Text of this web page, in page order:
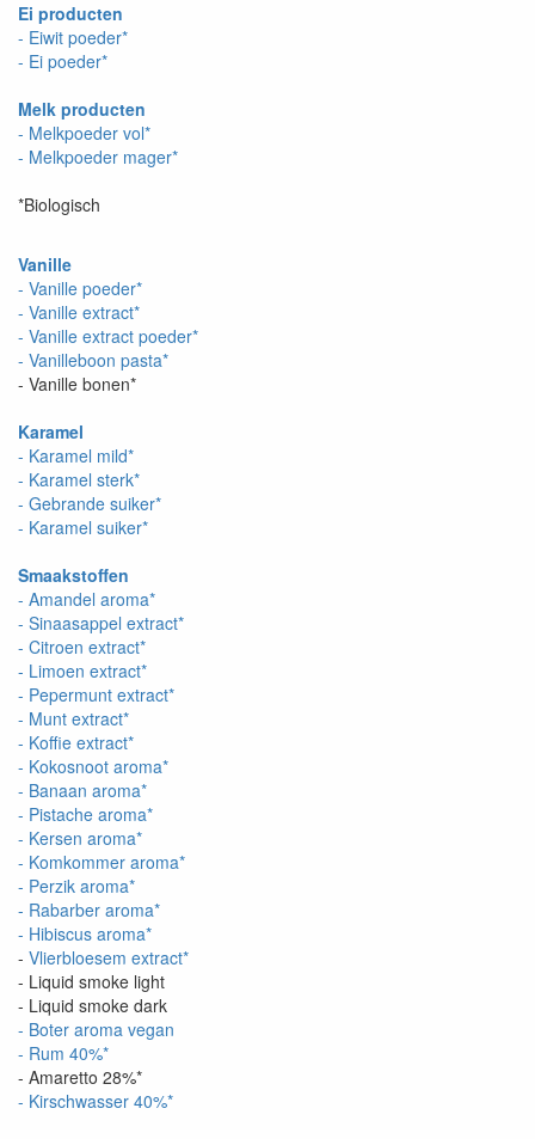
Ei producten
- Eiwit poeder*
- Ei poeder*
Melk producten
- Melkpoeder vol*
- Melkpoeder mager*
*Biologisch
Vanille
- Vanille poeder*
- Vanille extract*
- Vanille extract poeder*
- Vanilleboon pasta*
- Vanille bonen*
Karamel
- Karamel mild*
- Karamel sterk*
- Gebrande suiker*
- Karamel suiker*
Smaakstoffen
- Amandel aroma*
- Sinaasappel extract*
- Citroen extract*
- Limoen extract*
- Pepermunt extract*
- Munt extract*
- Koffie extract*
- Kokosnoot aroma*
- Banaan aroma*
- Pistache aroma*
- Kersen aroma*
- Komkommer aroma*
- Perzik aroma*
- Rabarber aroma*
- Hibiscus aroma*
- Vlierbloesem extract*
- Liquid smoke light
- Liquid smoke dark
- Boter aroma vegan
- Rum 40%*
- Amaretto 28%*
- Kirschwasser 40%*